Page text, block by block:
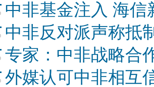
中非基金注入 海信
中非反对派声称抵
专家：中非战略合
外媒认可中非相互